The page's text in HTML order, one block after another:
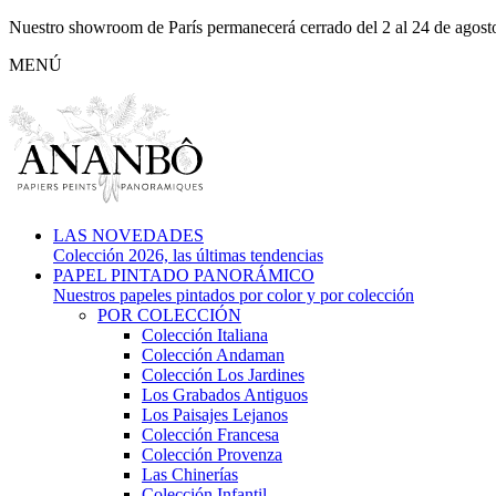
Nuestro showroom de París permanecerá cerrado del 2 al 24 de
MENÚ
LAS NOVEDADES
Colección 2026, las últimas tendencias
PAPEL PINTADO PANORÁMICO
Nuestros papeles pintados por color y por colección
POR COLECCIÓN
Colección Italiana
Colección Andaman
Colección Los Jardines
Los Grabados Antiguos
Los Paisajes Lejanos
Colección Francesa
Colección Provenza
Las Chinerías